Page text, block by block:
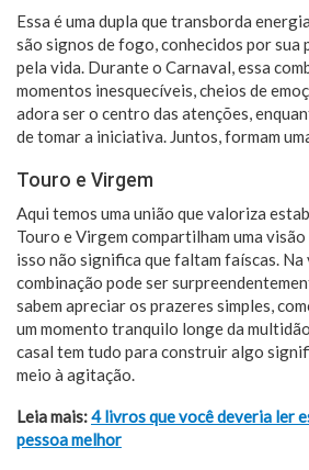
Essa é uma dupla que transborda
são signos de fogo, conhecidos por sua
pela vida. Durante o Carnaval, essa
momentos inesquecíveis, cheios de
adora ser o centro das atenções,
de tomar a iniciativa. Juntos, formam
Touro e Virgem
Aqui temos uma união que valoriza
Touro e Virgem compartilham uma
isso não significa que faltam faíscas. Na
combinação pode ser
sabem apreciar os prazeres simples,
um momento tranquilo longe da
casal tem tudo para construir algo
meio à agitação.
Leia mais:4 livros que você deveria ler
pessoa melhor